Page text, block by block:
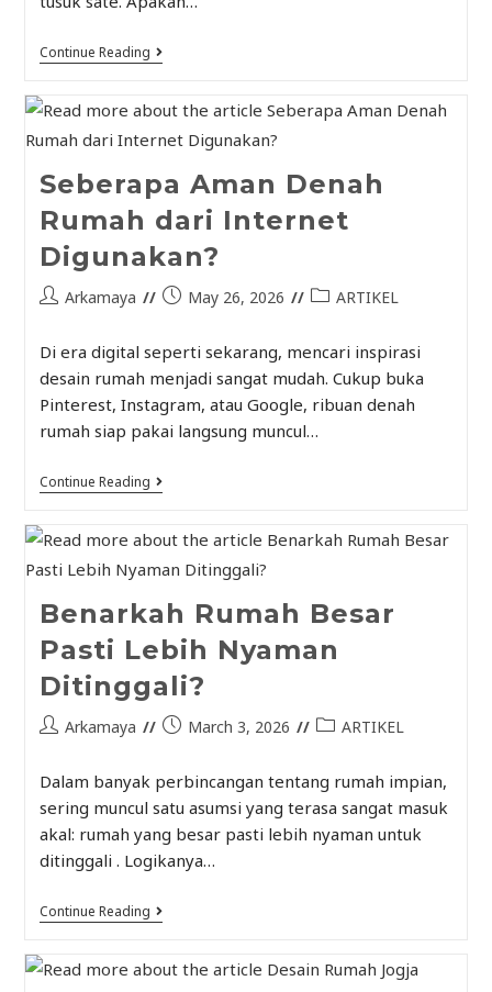
Continue Reading
Seberapa Aman Denah
Rumah dari Internet
Digunakan?
Arkamaya May 26, 2026 ARTIKEL
Di era digital seperti sekarang, mencari inspirasi
desain rumah menjadi sangat mudah. Cukup buka
Pinterest, Instagram, atau Google, ribuan denah
rumah siap pakai langsung muncul…
Continue Reading
Benarkah Rumah Besar
Pasti Lebih Nyaman
Ditinggali?
Arkamaya March 3, 2026 ARTIKEL
Dalam banyak perbincangan tentang rumah impian,
sering muncul satu asumsi yang terasa sangat masuk
akal: rumah yang besar pasti lebih nyaman untuk
ditinggali . Logikanya…
Continue Reading